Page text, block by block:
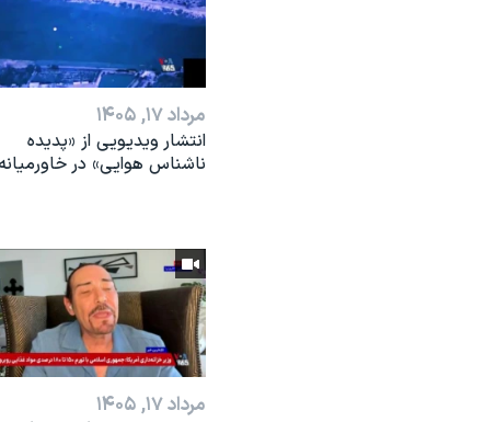
مرداد ۱۷, ۱۴۰۵
انتشار ویدیویی از «پدیده‌
ناشناس هوایی» در خاورمیانه
مرداد ۱۷, ۱۴۰۵